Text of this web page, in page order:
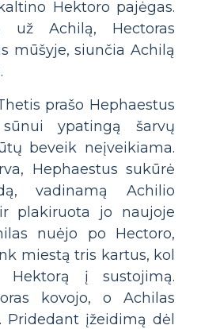
Hektoro pajėgas.
už Achilą, Hectoras
mūšyje, siunčia Achilą
prašo Hephaestus
ypatingą šarvų
beveik neįveikiama.
Hephaestus sukūrė
vadinamą Achilio
plakiruota jo naujoje
nuėjo po Hectoro,
miestą tris kartus, kol
Hektorą į sustojimą.
kovojo, o Achilas
Pridedant įžeidimą dėl